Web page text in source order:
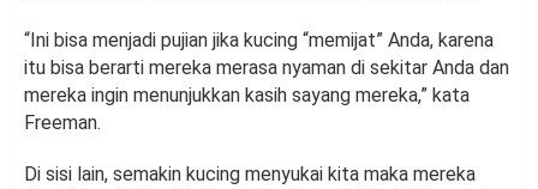
“Ini bisa menjadi pujian jika kucing “memijat” Anda, karena
itu bisa berarti mereka merasa nyaman di sekitar Anda dan
mereka ingin menunjukkan kasih sayang mereka,” kata
Freeman.
Di sisi lain, semakin kucing menyukai kita maka mereka